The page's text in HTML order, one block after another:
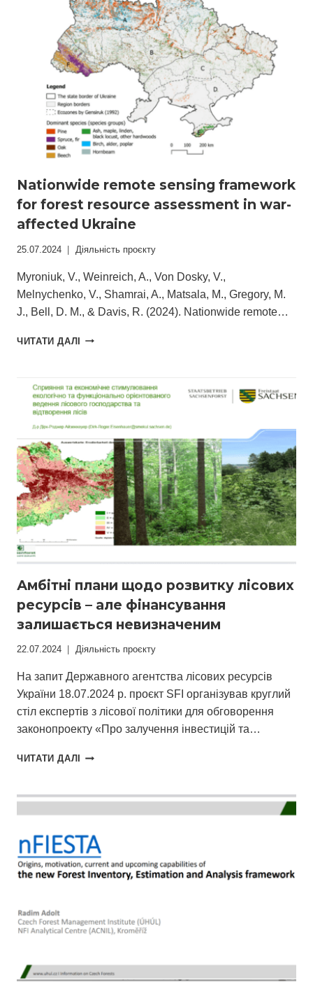
В
НАЦІОНАЛЬНИХ
ІНВЕНТАРИЗАЦІЯХ
ЛІСІВ
Nationwide remote sensing framework
for forest resource assessment in war-
affected Ukraine
25.07.2024 Діяльність проєкту
Myroniuk, V., Weinreich, A., Von Dosky, V.,
Melnychenko, V., Shamrai, A., Matsala, M., Gregory, M.
J., Bell, D. M., & Davis, R. (2024). Nationwide remote…
ЧИТАТИ ДАЛІ
NATIONWIDE
FOR
FOREST
WAR-
AFFECTED
UKRAINE
Амбітні плани щодо розвитку лісових
ресурсів – але фінансування
залишається невизначеним
22.07.2024 Діяльність проєкту
На запит Державного агентства лісових ресурсів
України 18.07.2024 р. проєкт SFI організував круглий
стіл експертів з лісової політики для обговорення
законопроекту «Про залучення інвестицій та…
ЧИТАТИ ДАЛІ
АМБІТНІ
РОЗВИТКУ
–
АЛЕ
ФІНАНСУВАННЯ
ЗАЛИШАЄТЬСЯ